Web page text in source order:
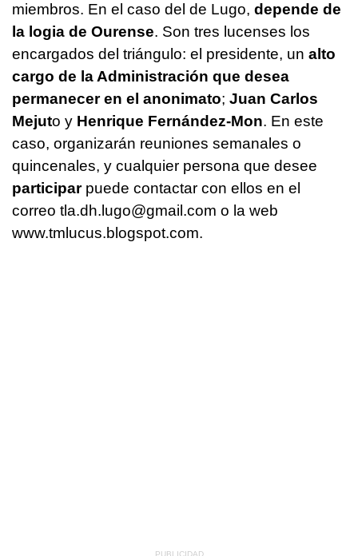
miembros. En el caso del de Lugo, depende de
la logia de Ourense. Son tres lucenses los
encargados del triángulo: el presidente, un alto
cargo de la Administración que desea
permanecer en el anonimato; Juan Carlos
Mejuto y Henrique Fernández-Mon. En este
caso, organizarán reuniones semanales o
quincenales, y cualquier persona que desee
participarpuede contactar con ellos en el
correo tla.dh.lugo@gmail.com o la web
www.tmlucus.blogspot.com.